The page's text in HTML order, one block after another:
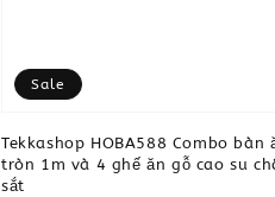
Sale
Tekkashop HOBA588 Combo bàn
tròn 1m và 4 ghế ăn gỗ cao su
sắt